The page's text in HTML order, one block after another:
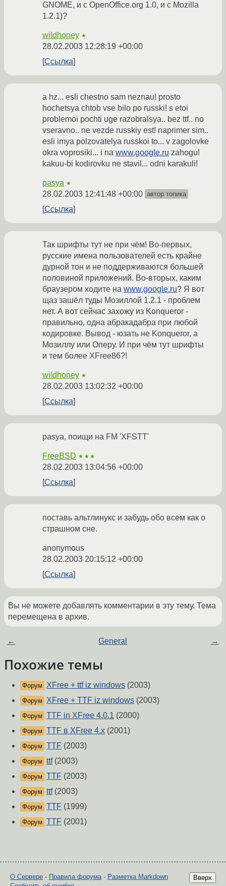
GNOME, и с OpenOffice.org 1.0, и с Mozilla
1.2.1)?
wildhoney ★
28.02.2003 12:28:19 +00:00
Ссылка
a hz... esli chestno sam neznau! prosto
hochetsya chtob vse bilo po russki! s etoi
problemoi pochti uge razobralsya.. bez ttf.. no
vseravno.. ne vezde russkiy est! naprimer sim..
esli imya polzovatelya russkoi to... v zagolovke
okra voprosiki... i na www.google.ru zahogu!
kakuu-bi kodirovku ne stavil... odni karakuli!
pasya ★
28.02.2003 12:41:48 +00:00 автор топика
Ссылка
Так шрифты тут не при чём! Во-первых,
русские имена пользователей есть крайне
дурной тон и не поддерживаются большей
половиной приложений. Во-вторых, каким
браузером ходите на www.google.ru? Я вот
щаз зашёл туды Мозиллой 1.2.1 - проблем
нет. А вот сейчас захожу из Konqueror -
правильно, одна абракадабра при любой
кодировке. Вывод - юзать не Konqueror, а
Мозиллу или Оперу. И при чём тут шрифты
и тем более XFree86?!
wildhoney ★
28.02.2003 13:02:32 +00:00
Ссылка
pasya, поищи на FM 'XFSTT'
FreeBSD ★★★
28.02.2003 13:04:56 +00:00
Ссылка
поставь альтлинукс и забудь обо всем как о
страшном сне.
anonymous
28.02.2003 20:15:12 +00:00
Ссылка
Вы не можете добавлять комментарии в эту тему. Тема
перемещена в архив.
← General →
Похожие темы
Форум XFree + ttf iz windows (2003)
Форум XFree + TTF iz windows (2003)
Форум TTF in XFree 4.0.1 (2000)
Форум TTF в XFree 4.x (2001)
Форум TTF (2003)
Форум ttf(2003)
Форум TTF (2003)
Форум ttf(2003)
Форум TTF (1999)
Форум TTF (2001)
Вверх
О Сервере - Правила форума- Разметка Markdown